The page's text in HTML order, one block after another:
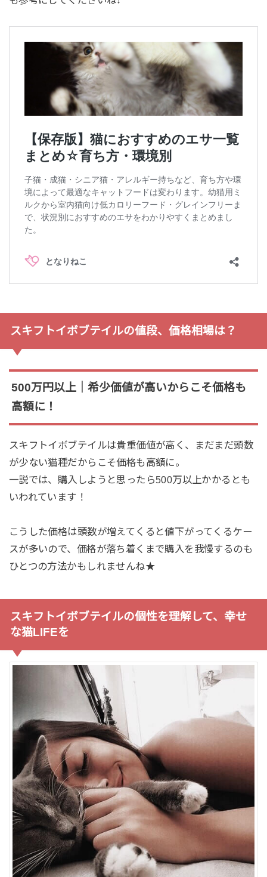
スキフトイボブテイルの値段、価格相場は？
500万円以上｜希少価値が高いからこそ価格も
高額に！
スキフトイボブテイルは貴重価値が高く、まだまだ頭数
が少ない猫種だからこそ価格も高額に。
一説では、購入しようと思ったら500万以上かかるとも
いわれています！
こうした価格は頭数が増えてくると値下がってくるケー
スが多いので、価格が落ち着くまで購入を我慢するのも
ひとつの方法かもしれませんね★
スキフトイボブテイルの個性を理解して、幸せ
な猫LIFEを